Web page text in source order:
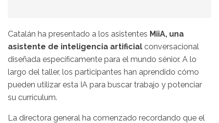
Catalán ha presentado a los asistentes MiiA, una
asistente de inteligencia artificial conversacional
diseñada específicamente para el mundo sénior. A lo
largo del taller, los participantes han aprendido cómo
pueden utilizar esta IA para buscar trabajo y potenciar
su currículum.
La directora general ha comenzado recordando que el